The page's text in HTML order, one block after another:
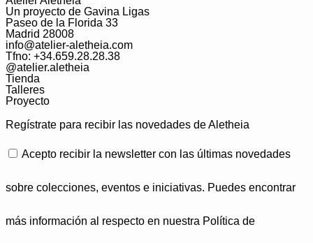
Un proyecto de Gavina Ligas
Paseo de la Florida 33
Madrid 28008
info@atelier-aletheia.com
Tfno: +34.659.28.28.38
@atelier.aletheia
Tienda
Talleres
Proyecto
Regístrate para recibir las novedades de Aletheia
Acepto recibir la newsletter con las últimas novedades
sobre colecciones, eventos e iniciativas. Puedes encontrar
más información al respecto en nuestra Política de